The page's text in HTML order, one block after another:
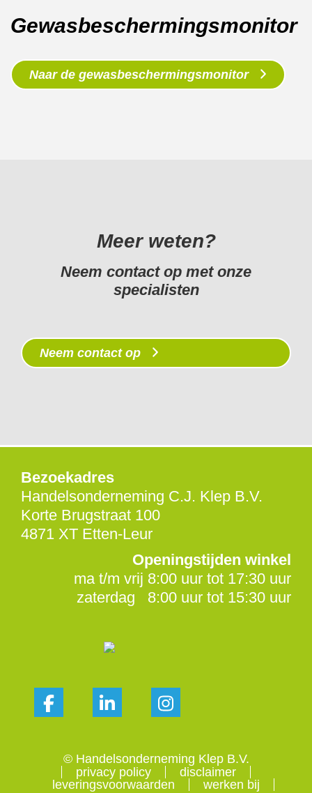
Gewasbeschermingsmonitor
Naar de gewasbeschermingsmonitor
Meer weten?
Neem contact op met onze
specialisten
Neem contact op
Bezoekadres
Handelsonderneming C.J. Klep B.V.
Korte Brugstraat 100
4871 XT Etten-Leur
Openingstijden winkel
ma t/m vrij 8:00 uur tot 17:30 uur
zaterdag 8:00 uur tot 15:30 uur
© Handelsonderneming Klep B.V.
privacy policy
disclaimer
leveringsvoorwaarden
werken bij